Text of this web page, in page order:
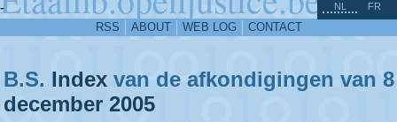
-
RSS ABOUT WEB LOG CONTACT
NL FR
B.S. Index van de afkondigingen van 8
december 2005
^